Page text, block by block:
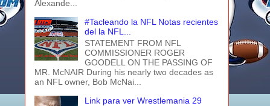
Alexande...
#Tacleando la NFL Notas recientes
del la NFL...
STATEMENT FROM NFL
COMMISSIONER ROGER
GOODELL ON THE PASSING OF
MR. McNAIR During his nearly two decades as
an NFL owner, Bob McNai...
Link para ver Wrestlemania 29